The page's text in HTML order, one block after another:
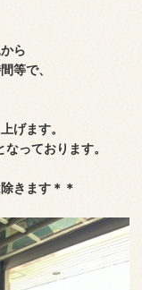
ら
等で、
げます。
っております。
きます＊＊